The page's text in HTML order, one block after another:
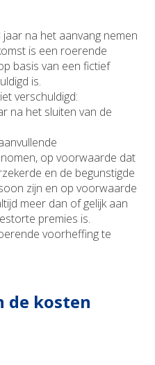
na het aanvang nemen
is een roerende
basis van een fictief
is.
verschuldigd:
na het sluiten van de
op voorwaarde dat
en de begunstigde
zijn en op voorwaarde
meer dan of gelijk aan
premies is.
voorheffing te
de kosten